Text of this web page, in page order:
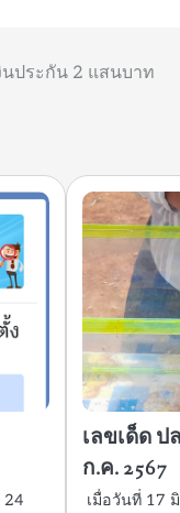
นประกัน 2 แสนบาท
24
เลขเด็ด ป
ก.ค. 2567
เมื่อวันที่ 17